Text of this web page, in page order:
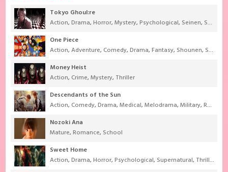
Tokyo Ghoul:re
Action,Drama,Horror,Mystery,Psychological, Seinen, Supernatural
One Piece
Action,Adventure, Comedy,Drama,Fantasy, Shounen, Super Power
Money Heist
Action, Crime,Mystery, Thriller
Descendants of the Sun
Action, Comedy,Drama,Medical,Melodrama,Military,Romance
Nozoki Ana
Mature,Romance, School
Sweet Home
Action,Drama,Horror,Psychological, Supernatural, Thriller